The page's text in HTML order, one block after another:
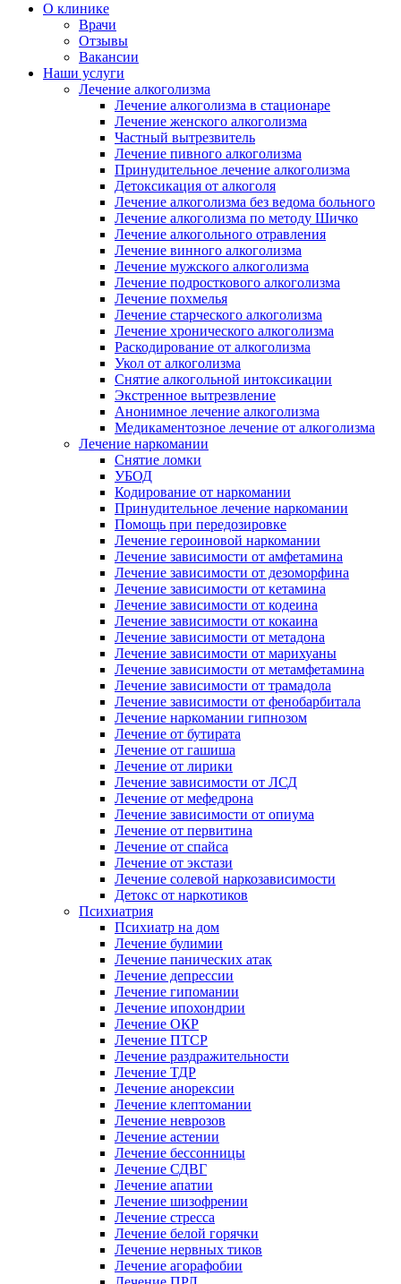
О клинике
Врачи
Отзывы
Вакансии
Наши услуги
Лечение алкоголизма
Лечение алкоголизма в стационаре
Лечение женского алкоголизма
Частный вытрезвитель
Лечение пивного алкоголизма
Принудительное лечение алкоголизма
Детоксикация от алкоголя
Лечение алкоголизма без ведома больного
Лечение алкоголизма по методу Шичко
Лечение алкогольного отравления
Лечение винного алкоголизма
Лечение мужского алкоголизма
Лечение подросткового алкоголизма
Лечение похмелья
Лечение старческого алкоголизма
Лечение хронического алкоголизма
Раскодирование от алкоголизма
Укол от алкоголизма
Снятие алкогольной интоксикации
Экстренное вытрезвление
Анонимное лечение алкоголизма
Медикаментозное лечение от алкоголизма
Лечение наркомании
Снятие ломки
УБОД
Кодирование от наркомании
Принудительное лечение наркомании
Помощь при передозировке
Лечение героиновой наркомании
Лечение зависимости от амфетамина
Лечение зависимости от дезоморфина
Лечение зависимости от кетамина
Лечение зависимости от кодеина
Лечение зависимости от кокаина
Лечение зависимости от метадона
Лечение зависимости от марихуаны
Лечение зависимости от метамфетамина
Лечение зависимости от трамадола
Лечение зависимости от фенобарбитала
Лечение наркомании гипнозом
Лечение от бутирата
Лечение от гашиша
Лечение от лирики
Лечение зависимости от ЛСД
Лечение от мефедрона
Лечение зависимости от опиума
Лечение от первитина
Лечение от спайса
Лечение от экстази
Лечение солевой наркозависимости
Детокс от наркотиков
Психиатрия
Психиатр на дом
Лечение булимии
Лечение панических атак
Лечение депрессии
Лечение гипомании
Лечение ипохондрии
Лечение ОКР
Лечение ПТСР
Лечение раздражительности
Лечение ТДР
Лечение анорексии
Лечение клептомании
Лечение неврозов
Лечение астении
Лечение бессонницы
Лечение СДВГ
Лечение апатии
Лечение шизофрении
Лечение стресса
Лечение белой горячки
Лечение нервных тиков
Лечение агорафобии